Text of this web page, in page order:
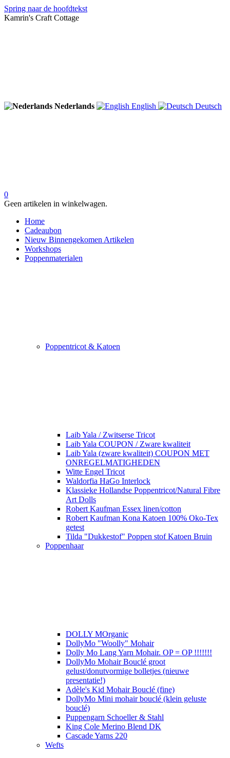
Spring naar de hoofdtekst
Kamrin's Craft Cottage
Nederlands English Deutsch
0
Geen artikelen in winkelwagen.
Home
Cadeaubon
Nieuw Binnengekomen Artikelen
Workshops
Poppenmaterialen
Poppentricot & Katoen
Laib Yala / Zwitserse Tricot
Laib Yala COUPON / Zware kwaliteit
Laib Yala (zware kwaliteit) COUPON MET
ONREGELMATIGHEDEN
Witte Engel Tricot
Waldorfia HaGo Interlock
Klassieke Hollandse Poppentricot/Natural Fibre
Art Dolls
Robert Kaufman Essex linen/cotton
Robert Kaufman Kona Katoen 100% Oko-Tex
getest
Tilda "Dukkestof" Poppen stof Katoen Bruin
Poppenhaar
DOLLY MOrganic
DollyMo "Woolly" Mohair
Dolly Mo Lang Yarn Mohair. OP = OP !!!!!!!
DollyMo Mohair Bouclé groot
gelust/donutvormige bolletjes (nieuwe
presentatie!)
Adèle's Kid Mohair Bouclé (fine)
DollyMo Mini mohair bouclé (klein geluste
bouclé)
Puppengarn Schoeller & Stahl
King Cole Merino Blend DK
Cascade Yarns 220
Wefts